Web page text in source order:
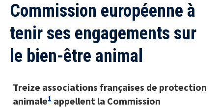
Commission européenne à
tenir ses engagements sur
le bien-être animal
Treize associations françaises de protection
animale1 appellent la Commission